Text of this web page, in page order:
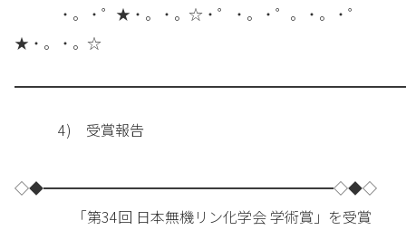
・。・゜★・。・。☆・゜・。・゜。・。・゜
★・。・。☆
4) 受賞報告
◇◆━━━━━━━━━━━━━━━━━━━━◇◆◇
「第34回 日本無機リン化学会 学術賞」を受賞